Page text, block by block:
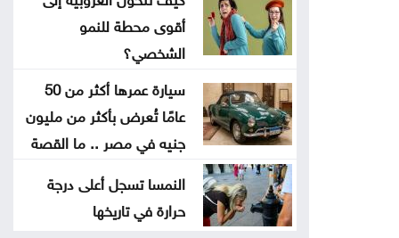
تحذيرات أمنية من مواكب المركبات
بالتزامن مع إعلان نتائج التوجيهي
جيش الاحتلال يواصل نسف المنازل
واستهداف خيام النازحين بغزة
الاحتلال يوسّع الاستيطان بإقرار 627
وحدة جديدة برام الله والبيرة
أقوى محطة للنمو
الشخصي؟
سيارة عمرها أكثر من 50
عامًا تُعرض بأكثر من مليون
جنيه في مصر .. ما القصة
النمسا تسجل أعلى درجة
حرارة في تاريخها